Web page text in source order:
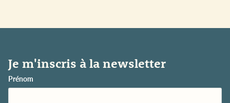
Je m'inscris à la newsletter
Prénom